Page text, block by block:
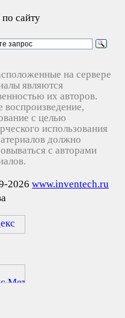
сайту
на сервере
являются
их авторов.
с целью
использования
должно
с авторами
2026 www.inventech.ru